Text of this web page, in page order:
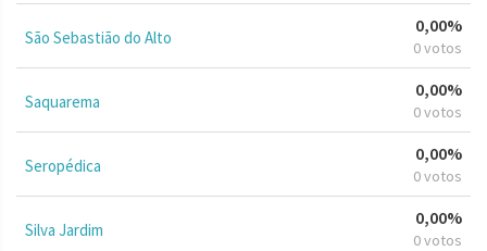
São Sebastião do Alto
0,00%
0 votos
Saquarema
0,00%
0 votos
Seropédica
0,00%
0 votos
Silva Jardim
0,00%
0 votos